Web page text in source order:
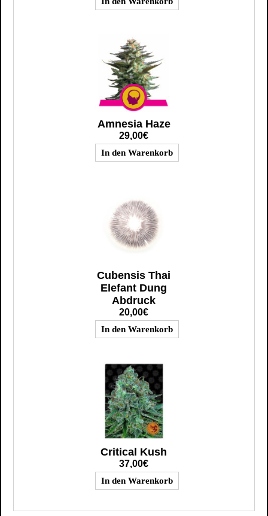
Amnesia Haze
29,00€
Cubensis Thai
Elefant Dung
Abdruck
20,00€
Critical Kush
37,00€